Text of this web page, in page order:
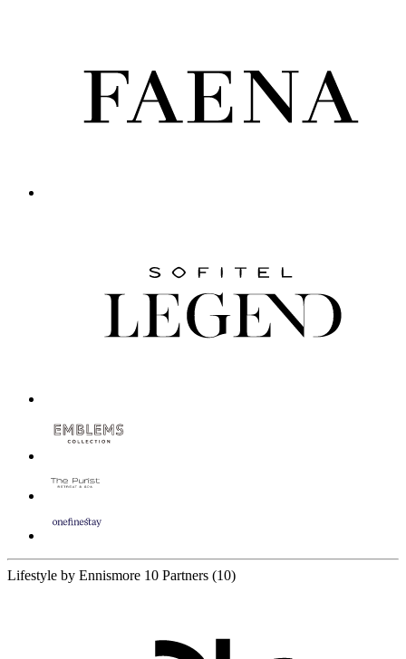
Lifestyle by Ennismore 10 Partners (10)